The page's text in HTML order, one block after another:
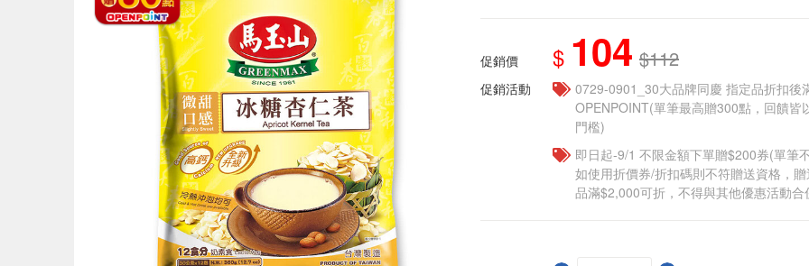
促銷價 $ 104 $112
促銷活動
0729-0901_30大品牌同慶 指定品折扣後
OPENPOINT(單筆最高贈300點，回饋皆
門檻)
即日起-9/1 不限金額下單贈$200券(單筆
如使用折價券/折扣碼則不符贈送資格，
品滿$2,000可折，不得與其他優惠活動合